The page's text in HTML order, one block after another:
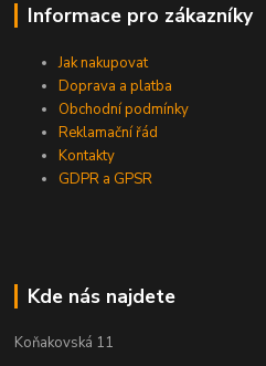
Informace pro zákazníky
Jak nakupovat
Doprava a platba
Obchodní podmínky
Reklamační řád
Kontakty
GDPR a GPSR
Kde nás najdete
Koňakovská 11